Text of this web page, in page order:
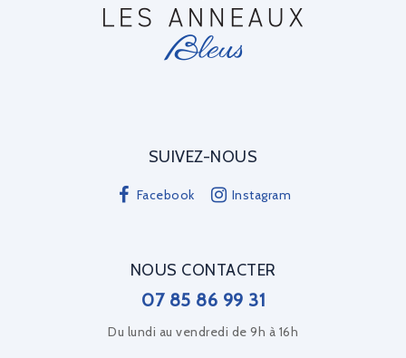
SUIVEZ-NOUS
Facebook Instagram
NOUS CONTACTER
07 85 86 99 31
Du lundi au vendredi de 9h à 16h